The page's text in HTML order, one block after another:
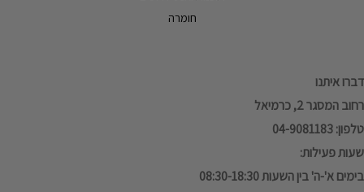
חומרה
דברו איתנו
רחוב המסגר 2, כרמיאל
טלפון: 04-9081183
שעות פעילות:
בימים א'-ה' בין השעות 08:30-18:30